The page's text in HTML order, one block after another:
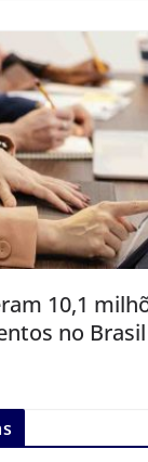
10,1
no Brasil